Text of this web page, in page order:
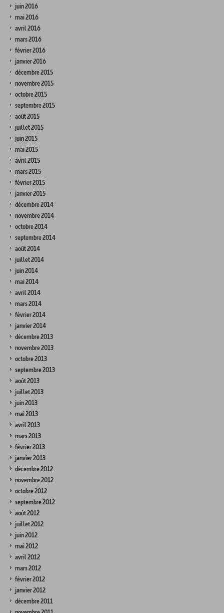
juin 2016
mai 2016
avril 2016
mars 2016
février 2016
janvier 2016
décembre 2015
novembre 2015
octobre 2015
septembre 2015
août 2015
juillet 2015
juin 2015
mai 2015
avril 2015
mars 2015
février 2015
janvier 2015
décembre 2014
novembre 2014
octobre 2014
septembre 2014
août 2014
juillet 2014
juin 2014
mai 2014
avril 2014
mars 2014
février 2014
janvier 2014
décembre 2013
novembre 2013
octobre 2013
septembre 2013
août 2013
juillet 2013
juin 2013
mai 2013
avril 2013
mars 2013
février 2013
janvier 2013
décembre 2012
novembre 2012
octobre 2012
septembre 2012
août 2012
juillet 2012
juin 2012
mai 2012
avril 2012
mars 2012
février 2012
janvier 2012
décembre 2011